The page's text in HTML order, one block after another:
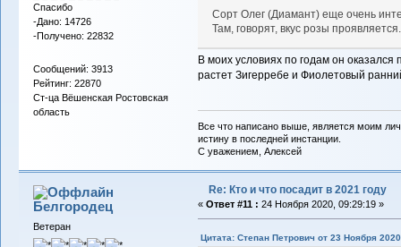
Спасибо
-Дано: 14726
-Получено: 22832
Сообщений: 3913
Рейтинг: 22870
Ст-ца Вёшенская Ростовская
область
Сорт Олег (Диамант) еще очень
Там, говорят, вкус розы проявляется.
В моих условиях по годам он
растет Зигерребе и Фиолетовый
Все что написано выше, является моим
истину в последней инстанции.
С уважением, Алексей
Белгородец
Ветеран
Re: Кто и что посадит в 2021 году
« Ответ #11 : 24 Ноября 2020, 09:29:19 »
Цитата: Степан Петрович от 23 Ноября